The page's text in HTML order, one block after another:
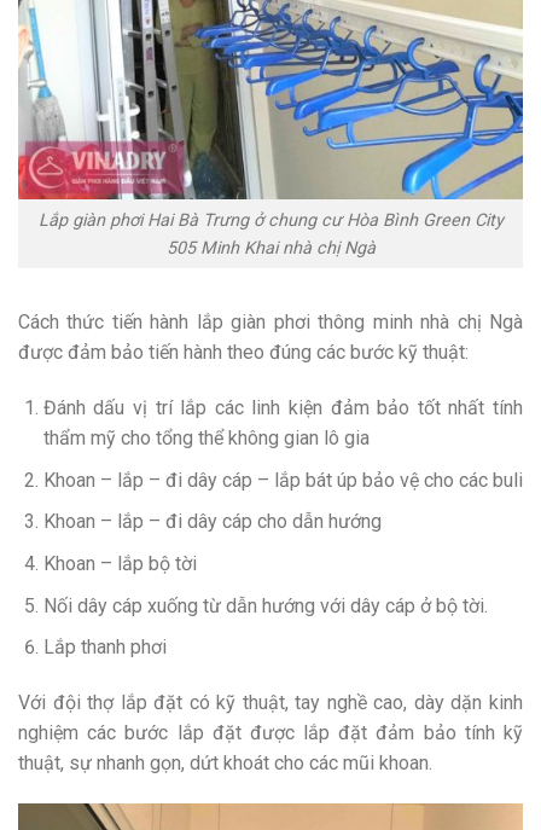
Lắp giàn phơi Hai Bà Trưng ở chung cư Hòa Bình Green City
505 Minh Khai nhà chị Ngà
Cách thức tiến hành lắp giàn phơi thông minh nhà chị Ngà
được đảm bảo tiến hành theo đúng các bước kỹ thuật:
Đánh dấu vị trí lắp các linh kiện đảm bảo tốt nhất tính
thẩm mỹ cho tổng thể không gian lô gia
Khoan – lắp – đi dây cáp – lắp bát úp bảo vệ cho các buli
Khoan – lắp – đi dây cáp cho dẫn hướng
Khoan – lắp bộ tời
Nối dây cáp xuống từ dẫn hướng với dây cáp ở bộ tời.
Lắp thanh phơi
Với đội thợ lắp đặt có kỹ thuật, tay nghề cao, dày dặn kinh
nghiệm các bước lắp đặt được lắp đặt đảm bảo tính kỹ
thuật, sự nhanh gọn, dứt khoát cho các mũi khoan.